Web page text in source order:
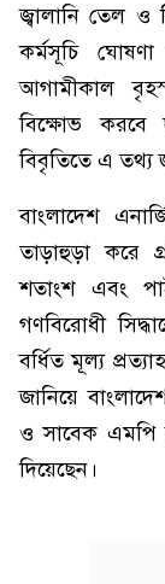
জ্বালানি তেল ও
কর্মসূচি ঘোষণা
আগামীকাল
বিক্ষোভ করবে
বিবৃতিতে এ তথ্য
বাংলাদেশ
তাড়াহুড়া করে
শতাংশ এবং
গণবিরোধী
বর্ধিত মূল্য
জানিয়ে
ও সাবেক এমপি
দিয়েছেন।